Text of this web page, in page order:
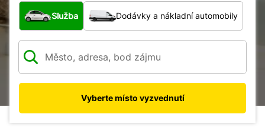
Jaký typ vozidla?
Služba Dodávky a nákladní automobily
Vyberte místo vyzvednutí